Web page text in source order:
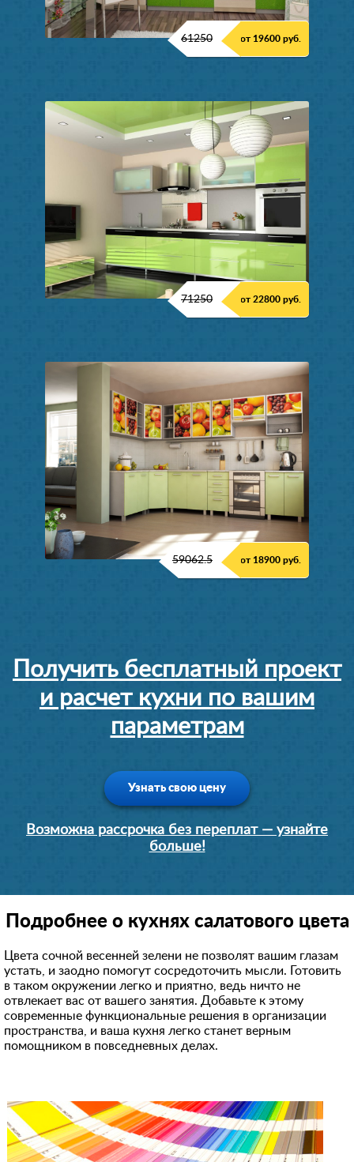
61250 от 19600 руб.
71250 от 22800 руб.
59062.5 от 18900 руб.
Получить бесплатный проект
и расчет кухни по вашим
параметрам
Узнать свою цену
Возможна рассрочка без переплат — узнайте
больше!
Подробнее о кухнях салатового цвета
Цвета сочной весенней зелени не позволят вашим глазам
устать, и заодно помогут сосредоточить мысли. Готовить
в таком окружении легко и приятно, ведь ничто не
отвлекает вас от вашего занятия. Добавьте к этому
современные функциональные решения в организации
пространства, и ваша кухня легко станет верным
помощником в повседневных делах.